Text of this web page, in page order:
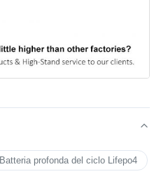
Batteria profonda del ciclo Lifepo4